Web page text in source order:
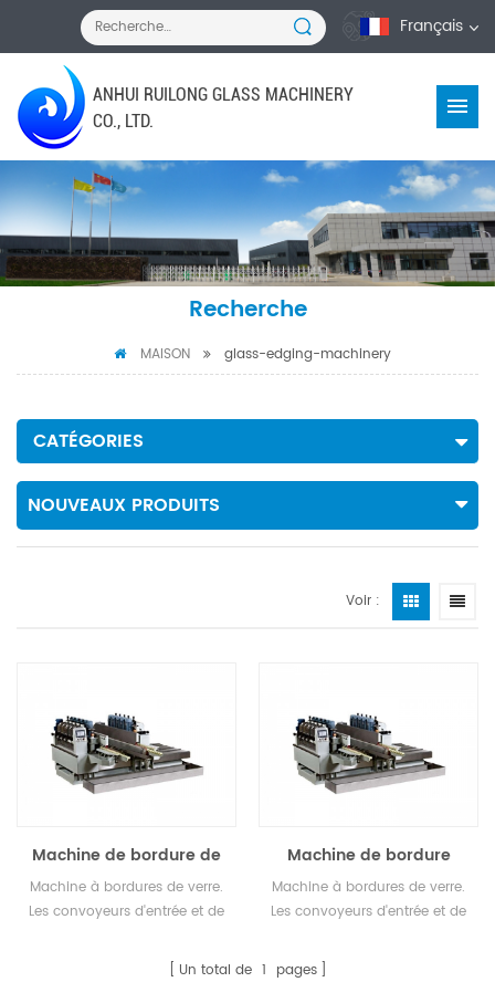
Français
ANHUI RUILONG GLASS MACHINERY
CO., LTD.
Recherche
MAISON glass-edging-machinery
CATÉGORIES
NOUVEAUX PRODUITS
Voir :
Machine de bordure de
verre double face
Machine à bordures de verre.
Les convoyeurs d'entrée et de
dentées pour une très longue
Machine de bordure
double face
Machine à bordures de verre.
Les convoyeurs d'entrée et de
dentées pour une très longue
Un total de 1 pages